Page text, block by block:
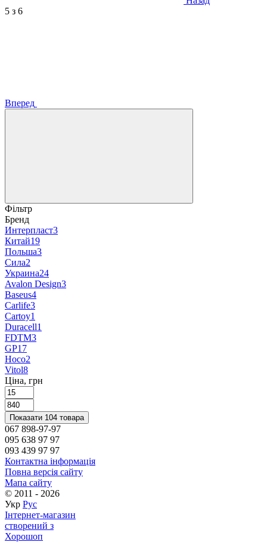
5 з 6
Вперед
Фільтр
Бренд
Интерпласт3
Китай19
Польша3
Сила2
Украина24
Avalon Design3
Baseus4
Carlife3
Cartoy1
Duracell1
FDTM3
GP17
Hoco2
Vitol8
Ціна, грн
Показати 104 товара
067 898-97-97
095 638 97 97
093 439 97 97
Контактна інформація
Повна версія сайту
Мапа сайту
© 2011 - 2026
Укр Рус
Інтернет-магазин
створений з
Хорошоп